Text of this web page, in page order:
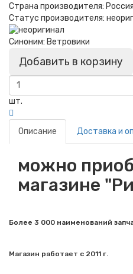
Страна производителя: Россия
Статус производителя:
Синоним: Ветровики
Добавить в корзину
шт.
Описание Доставка и
можно
магазине
Более 3 000 наименований
Магазин работает с 2011 г.